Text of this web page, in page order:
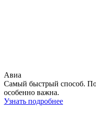
Авиа
Самый быстрый способ.
особенно важна.
Узнать подробнее